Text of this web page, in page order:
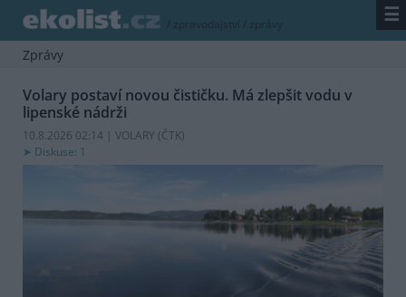
/ zpravodajství / zprávy ☰
Zprávy
Volary postaví novou čističku. Má zlepšit vodu v
lipenské nádrži
10.8.2026 02:14 | VOLARY (ČTK)
Diskuse: 1